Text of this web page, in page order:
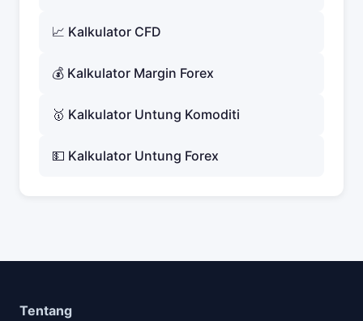
📈 Kalkulator CFD
💰 Kalkulator Margin Forex
🥇 Kalkulator Untung Komoditi
💵 Kalkulator Untung Forex
Tentang